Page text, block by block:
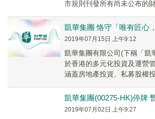
市規則刊發所有尚未公布的
凱華集團 恪守「唯有匠心
2019年07月15日 上午9:12
凱華集團有限公司(下稱「凱
於香港的多元化投資及運營
涵蓋房地產投資、私募股權
告宣傳...
凱華集團(00275-HK)停牌
2019年07月02日 上午9:27